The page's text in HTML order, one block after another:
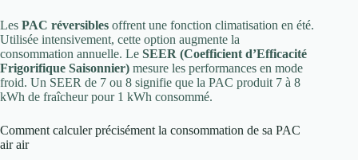
Les PAC réversibles offrent une fonction climatisation en été.
Utilisée intensivement, cette option augmente la
consommation annuelle. Le SEER (Coefficient d’Efficacité
Frigorifique Saisonnier) mesure les performances en mode
froid. Un SEER de 7 ou 8 signifie que la PAC produit 7 à 8
kWh de fraîcheur pour 1 kWh consommé.
Comment calculer précisément la consommation de sa PAC
air air